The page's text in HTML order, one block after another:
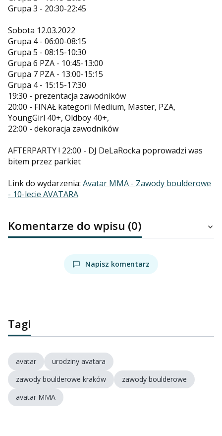
Grupa 3 - 20:30-22:45
Sobota 12.03.2022
Grupa 4 - 06:00-08:15
Grupa 5 - 08:15-10:30
Grupa 6 PZA - 10:45-13:00
Grupa 7 PZA - 13:00-15:15
Grupa 4 - 15:15-17:30
19:30 - prezentacja zawodników
20:00 - FINAŁ kategorii Medium, Master, PZA,
YoungGirl 40+, Oldboy 40+,
22:00 - dekoracja zawodników
AFTERPARTY ! 22:00 - DJ DeLaRocka poprowadzi was
bitem przez parkiet
Link do wydarzenia: Avatar MMA - Zawody boulderowe
- 10-lecie AVATARA
Komentarze do wpisu (0)
Napisz komentarz
Tagi
avatar
urodziny avatara
zawody boulderowe kraków
zawody boulderowe
avatar MMA